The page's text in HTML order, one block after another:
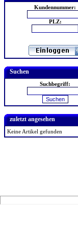
Kundennummer:
PLZ:
Suchen
Suchbegriff:
zuletzt angesehen
Keine Artikel gefunden